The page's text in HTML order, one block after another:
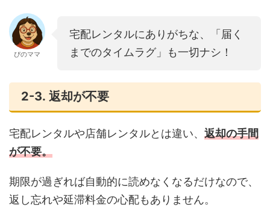
ぴのママ
宅配レンタルにありがちな、「届く
までのタイムラグ」も一切ナシ！
2-3. 返却が不要
宅配レンタルや店舗レンタルとは違い、 返却の手間
が不要。
期限が過ぎれば自動的に読めなくなるだけなので、
返し忘れや延滞料金の心配もありません。